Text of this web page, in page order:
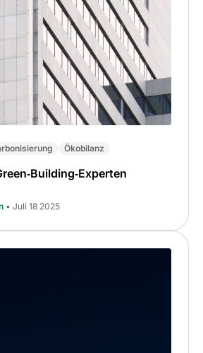
Ökobilanz
• Juli 18 2025